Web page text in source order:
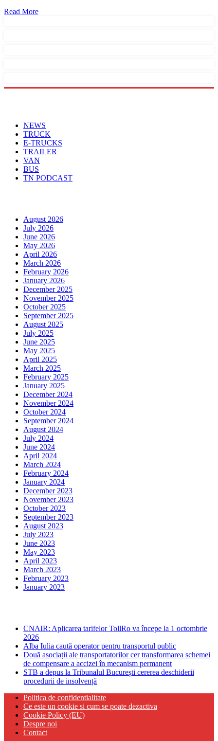
Read More
NEWS
TRUCK
E-TRUCKS
TRAILER
VAN
BUS
TN PODCAST
August 2026
July 2026
June 2026
May 2026
April 2026
March 2026
February 2026
January 2026
December 2025
November 2025
October 2025
September 2025
August 2025
July 2025
June 2025
May 2025
April 2025
March 2025
February 2025
January 2025
December 2024
November 2024
October 2024
September 2024
August 2024
July 2024
June 2024
April 2024
March 2024
February 2024
January 2024
December 2023
November 2023
October 2023
September 2023
August 2023
July 2023
June 2023
May 2023
April 2023
March 2023
February 2023
January 2023
CNAIR: Aplicarea tarifelor TollRo va începe la 1 octombrie
2026
Alba Iulia caută operator pentru transportul public
Două asociații ale transportatorilor cer transformarea schemei
de compensare a accizei în mecanism permanent
STB a depus la Tribunalul București cererea deschiderii
procedurii de insolvență
Politica de confidentialitate
Ce este un cookie si cum se poate dezactiva
Cookie Policy (EU)
Despre noi
Contact